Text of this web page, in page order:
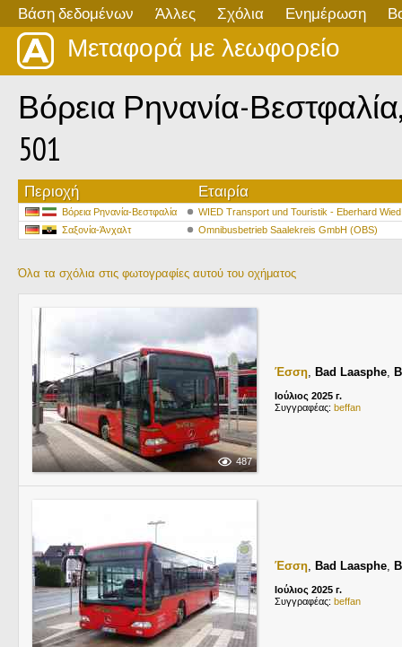
Βάση δεδομένων Άλλες Σχόλια Ενημέρωση
Μεταφορά με λεωφορείο
Βόρεια Ρηνανία-Βεστφαλία,
501
Περιοχή Εταιρία
Βόρεια Ρηνανία-Βεστφαλία
WIED Transport und Touristik - Eberhard Wied
Σαξονία-Άνχαλτ
Omnibusbetrieb Saalekreis GmbH (OBS)
Όλα τα σχόλια στις φωτογραφίες αυτού του οχήματος
487
Έσση, Bad Laasphe,
Ιούλιος 2025 г.
Συγγραφέας: beffan
Έσση, Bad Laasphe,
Ιούλιος 2025 г.
Συγγραφέας: beffan